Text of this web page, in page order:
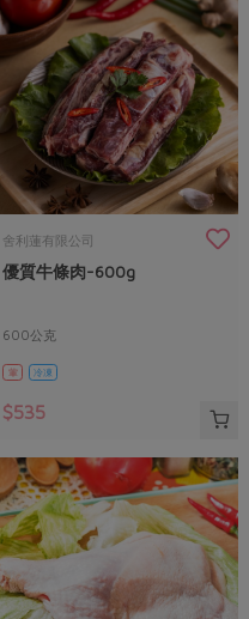
舍利蓮有限公司
優質牛條肉-600g
600公克
葷 冷凍
$535